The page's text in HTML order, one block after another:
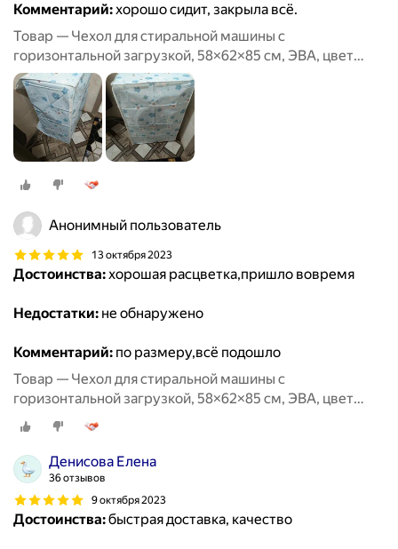
Комментарий:хорошо сидит, закрыла всё.
Товар — Чехол для стиральной машины с
горизонтальной загрузкой, 58×62×85 см, ЭВА, цвет
микс
Анонимный пользователь
13 октября 2023
Достоинства:хорошая расцветка,пришло вовремя
Недостатки: не обнаружено
Комментарий: по размеру,всё подошло
Товар — Чехол для стиральной машины с
горизонтальной загрузкой, 58×62×85 см, ЭВА, цвет
микс
Денисова Елена
36 отзывов
9 октября 2023
Достоинства:быстрая доставка, качество